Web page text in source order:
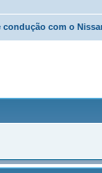
condução com o